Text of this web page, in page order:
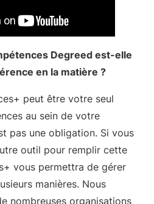
Degreed est-elle
en la matière ?
peut être votre seul
au sein de votre
pas une obligation. Si vous
outil pour remplir cette
vous permettra de gérer
manières. Nous
nombreuses organisations